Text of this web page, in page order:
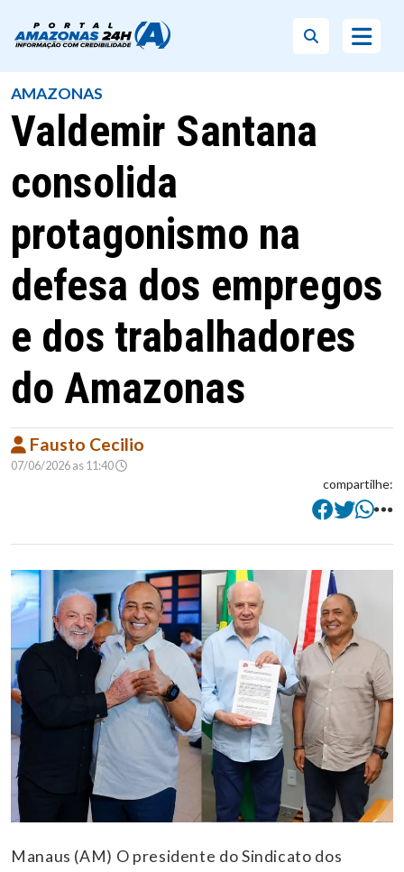
AMAZONAS
Valdemir Santana
consolida
protagonismo na
defesa dos empregos
e dos trabalhadores
do Amazonas
Fausto Cecilio
07/06/2026 as 11:40
compartilhe:
Manaus (AM) O presidente do Sindicato dos